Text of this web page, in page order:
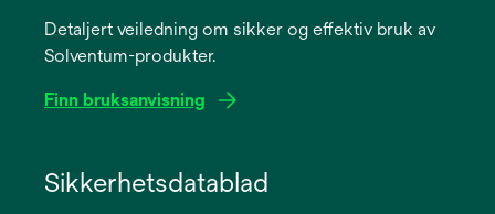
Detaljert veiledning om sikker og effektiv bruk av
Solventum-produkter.
Finn bruksanvisning
Sikkerhetsdatablad